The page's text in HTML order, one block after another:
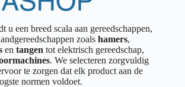
u een breed scala aan gereedschappen,
zoalshamers,
en tangen tot elektrisch gereedschap,
. We selecteren zorgvuldig
te zorgen dat elk product aan de
normen voldoet.